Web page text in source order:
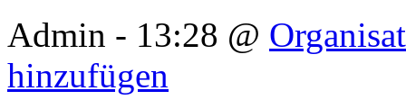
Admin - 13:28 @
hinzufügen